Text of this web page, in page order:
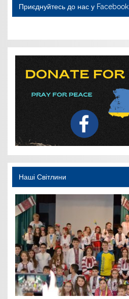
Приєднуйтесь до нас у Facebook
Наші Світлини